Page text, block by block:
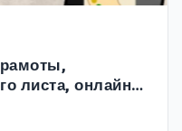
листа, онлайн